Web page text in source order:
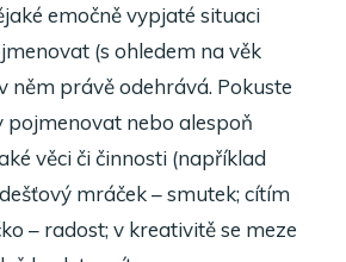
emočně vypjaté situaci
(s ohledem na věk
něm právě odehrává. Pokuste
pojmenovat nebo alespoň
věci či činnosti (například
mráček – smutek; cítím
– radost; v kreativitě se meze